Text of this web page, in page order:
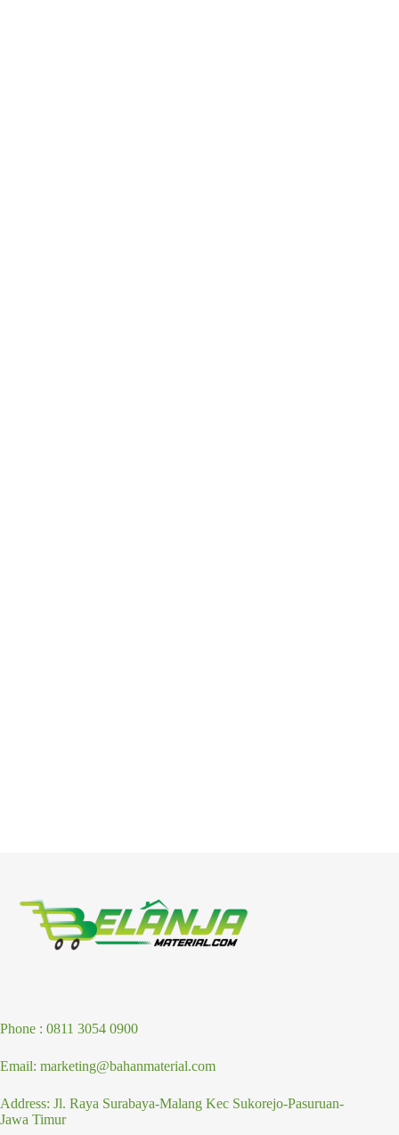
Phone : 0811 3054 0900
Email: marketing@bahanmaterial.com
Address: Jl. Raya Surabaya-Malang Kec Sukorejo-Pasuruan-
Jawa Timur